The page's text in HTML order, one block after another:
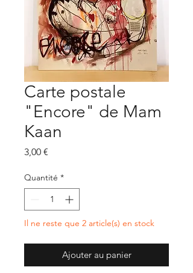
Carte postale
"Encore" de Mam
Kaan
3,00 €
Quantité *
Il ne reste que 2 article(s) en stock
Ajouter au panier